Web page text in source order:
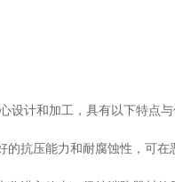
计和加工，具有以下特点与
的抗压能力和耐腐蚀性，可